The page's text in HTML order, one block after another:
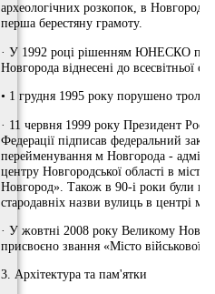
археологічних розкопок, в Новгороді
перша берестяну грамоту.
· У 1992 році рішенням ЮНЕСКО
Новгорода віднесені до всесвітньої
• 1 грудня 1995 року порушено
· 11 червня 1999 року Президент
Федерації підписав федеральний
перейменування м Новгорода -
центру Новгородської області в
Новгород». Також в 90-і роки були
стародавніх назви вулиць в центрі
· У жовтні 2008 року Великому
присвоєно звання «Місто військової
3. Архітектура та пам'ятки